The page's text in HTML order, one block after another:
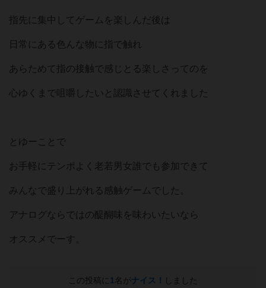
指先に集中してゲームを楽しんだ後は
日常にある色んな物に指で触れ
あらためて指の接触で感じとる楽しさってのを
心ゆくまで咀嚼したいと認識させてくれました
とゆーことで
お手軽にテンポよく老若男女誰でも参加できて
みんなで盛り上がれる感触ゲームでした。
アナログならではの醍醐味を味わいたいなら
オススメでーす。
この投稿に 1 名がナイス！ しました